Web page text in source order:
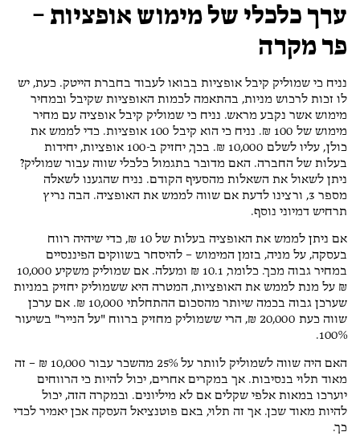
ערך כלכלי של מימוש אופציות –
פר מקרה
נניח כי שמוליק קיבל אופציות בבואו לעבוד בחברת הייטק. כעת, יש
לו זכות לרכוש מניות, בהתאמה לכמות האופציות שקיבל ובמחיר
מימוש אשר נקבע מראש. נניח כי שמוליק קיבל אופציה עם מחיר
מימוש של 100 ₪. נניח כי הוא קיבל 100 אופציות. כדי לממש את
כולן, עליו לשלם 10,000 ₪. בכך, יחזיק ב-100 אופציות, יחידות
בעלות של החברה. האם מדובר בתגמול כלכלי שווה עבור שמוליק?
ניתן לשאול את השאלות מהסעיף הקודם. נניח שהגענו לשאלה
מספר 3, ורצינו לדעת אם שווה לממש את האופציה. הבה נריץ
תרחיש דמיוני נוסף.
אם ניתן לממש את האופציה בעלות של 10 ₪, כדי שיהיה רווח
בעסקה, על מניה, בזמן המימוש – להיסחר בשווקים הפיננסיים
במחיר גבוה מכך. כלומר, 10.1 ₪ ומעלה. אם שמוליק משקיע 10,000
₪ על מנת לממש את האופציות, המטרה היא ששמוליק יחזיק במניות
שערכן גבוה בכמה שיותר מהסכום ההתחלתי 10,000 ₪. אם ערכן
שווה כעת 20,000 ₪, הרי ששמוליק מחזיק ברווח "על הנייר" בשיעור
100%.
האם היה שווה לשמוליק לוותר על 25% מהשכר עבור 10,000 ₪ – זה
מאוד תלוי בנסיבות. אך במקרים אחרים, יכול להיות כי הרווחים
יוערכו במאות אלפי שקלים אם לא מיליונים. ובמקרה הזה, יכול
להיות מאוד שכן. אך זה תלוי, באם פוטנציאל העסקה אכן יאמיר לכדי
כך.